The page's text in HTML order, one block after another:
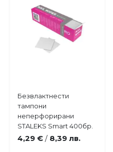
любими
Купи
Безвлактнести
тампони
неперфорирани
STALEKS Smart 400бр.
4,29 € / 8,39 лв.